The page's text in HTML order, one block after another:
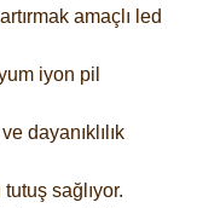
amaçlı led
iyon pil
dayanıklılık
sağlıyor.